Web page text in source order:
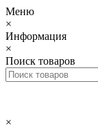
Меню
×
Информация
×
Поиск товаров
×